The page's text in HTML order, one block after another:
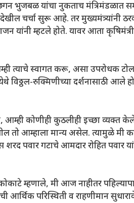
छगन भुजबळ यांचा नुकताच
देखील चर्चा सुरू आहे. तर मुख्यमंत्र्यांनी
यांनी म्हटले होते. यावर आता
त्याचे स्वागत करू, असा उपरोधक
रुक्मिणीच्या दर्शनासाठी आले
आम्ही कोणीही कुठलीही इच्छा व्यक्त
तो आम्हाला मान्य असेल. त्यामुळे मी
शरद पवार गटाचे आमदार रोहित पवार
म्हणाले, मी आज नाहीतर
आर्थिक परिस्थिती व राहणीमान